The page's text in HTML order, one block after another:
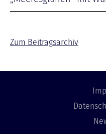
Zum Beitragsarchiv